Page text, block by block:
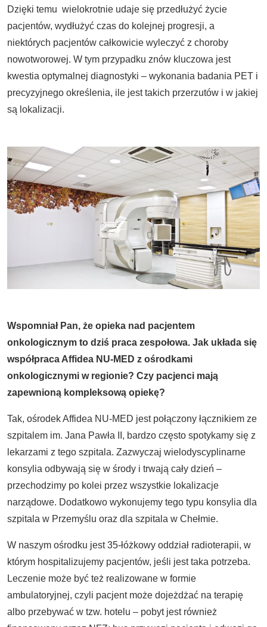
Dzięki temu wielokrotnie udaje się przedłużyć życie
pacjentów, wydłużyć czas do kolejnej progresji, a
niektórych pacjentów całkowicie wyleczyć z choroby
nowotworowej. W tym przypadku znów kluczowa jest
kwestia optymalnej diagnostyki – wykonania badania PET i
precyzyjnego określenia, ile jest takich przerzutów i w jakiej
są lokalizacji.
Wspomniał Pan, że opieka nad pacjentem
onkologicznym to dziś praca zespołowa. Jak układa się
współpraca Affidea NU-MED z ośrodkami
onkologicznymi w regionie? Czy pacjenci mają
zapewnioną kompleksową opiekę?
Tak, ośrodek Affidea NU-MED jest połączony łącznikiem ze
szpitalem im. Jana Pawła II, bardzo często spotykamy się z
lekarzami z tego szpitala. Zazwyczaj wielodyscyplinarne
konsylia odbywają się w środy i trwają cały dzień –
przechodzimy po kolei przez wszystkie lokalizacje
narządowe. Dodatkowo wykonujemy tego typu konsylia dla
szpitala w Przemyślu oraz dla szpitala w Chełmie.
W naszym ośrodku jest 35-łóżkowy oddział radioterapii, w
którym hospitalizujemy pacjentów, jeśli jest taka potrzeba.
Leczenie może być też realizowane w formie
ambulatoryjnej, czyli pacjent może dojeżdżać na terapię
albo przebywać w tzw. hotelu – pobyt jest również